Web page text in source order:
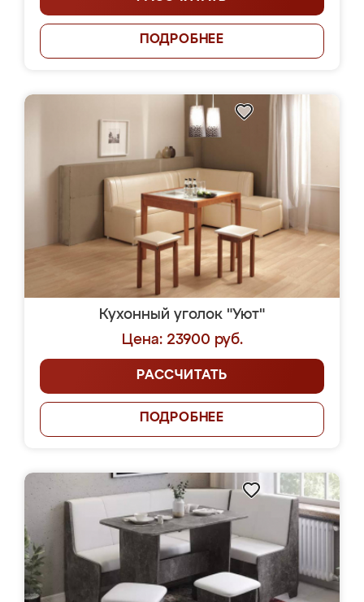
ПОДРОБНЕЕ
Кухонный уголок "Уют"
Цена: 23900 руб.
РАССЧИТАТЬ
ПОДРОБНЕЕ